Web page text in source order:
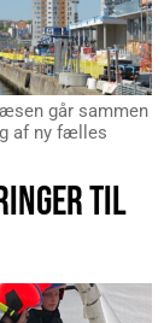
går sammen
af ny fælles
TIL